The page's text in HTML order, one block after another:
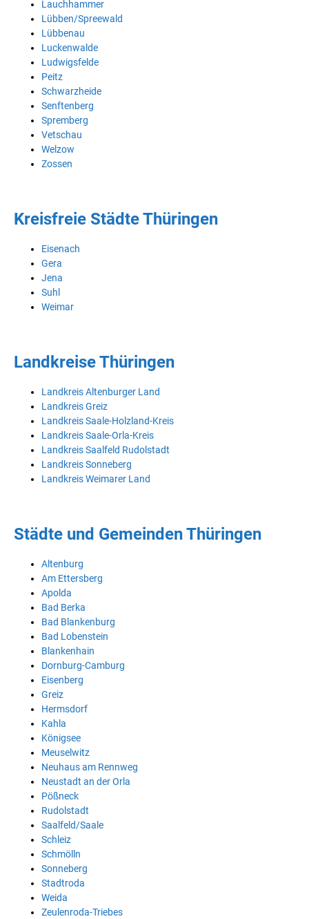
Lauchhammer
Lübben/Spreewald
Lübbenau
Luckenwalde
Ludwigsfelde
Peitz
Schwarzheide
Senftenberg
Spremberg
Vetschau
Welzow
Zossen
Kreisfreie Städte Thüringen
Eisenach
Gera
Jena
Suhl
Weimar
Landkreise Thüringen
Landkreis Altenburger Land
Landkreis Greiz
Landkreis Saale-Holzland-Kreis
Landkreis Saale-Orla-Kreis
Landkreis Saalfeld Rudolstadt
Landkreis Sonneberg
Landkreis Weimarer Land
Städte und Gemeinden Thüringen
Altenburg
Am Ettersberg
Apolda
Bad Berka
Bad Blankenburg
Bad Lobenstein
Blankenhain
Dornburg-Camburg
Eisenberg
Greiz
Hermsdorf
Kahla
Königsee
Meuselwitz
Neuhaus am Rennweg
Neustadt an der Orla
Pößneck
Rudolstadt
Saalfeld/Saale
Schleiz
Schmölln
Sonneberg
Stadtroda
Weida
Zeulenroda-Triebes